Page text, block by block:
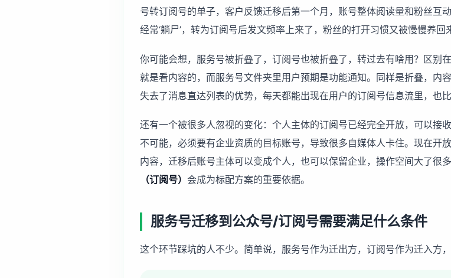
号转订阅号的单子，客户反馈迁移后第一个月，账号整体阅读量和粉丝互
经常‘躺尸’，转为订阅号后发文频率上来了，粉丝的打开习惯又被慢慢养回
你可能会想，服务号被折叠了，订阅号也被折叠了，转过去有啥用？区别
就是看内容的，而服务号文件夹里用户预期是功能通知。同样是折叠，内
失去了消息直达列表的优势，每天都能出现在用户的订阅号信息流里，也
还有一个被很多人忽视的变化：个人主体的订阅号已经完全开放，可以接
不可能，必须要有企业资质的目标账号，导致很多自媒体人卡住。现在开
内容，迁移后账号主体可以变成个人，也可以保留企业，操作空间大了很
（订阅号） 会成为标配方案的重要依据。
服务号迁移到公众号/订阅号需要满足什么条件
这个环节踩坑的人不少。简单说，服务号作为迁出方，订阅号作为迁入方